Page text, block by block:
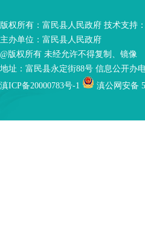
版权所有：富民县人民政府 技术支持：
主办单位：富民县人民政府
@版权所有 未经允许不得复制、镜像
地址：富民县永定街88号 信息公开办
滇ICP备20000783号-1
滇公网安备